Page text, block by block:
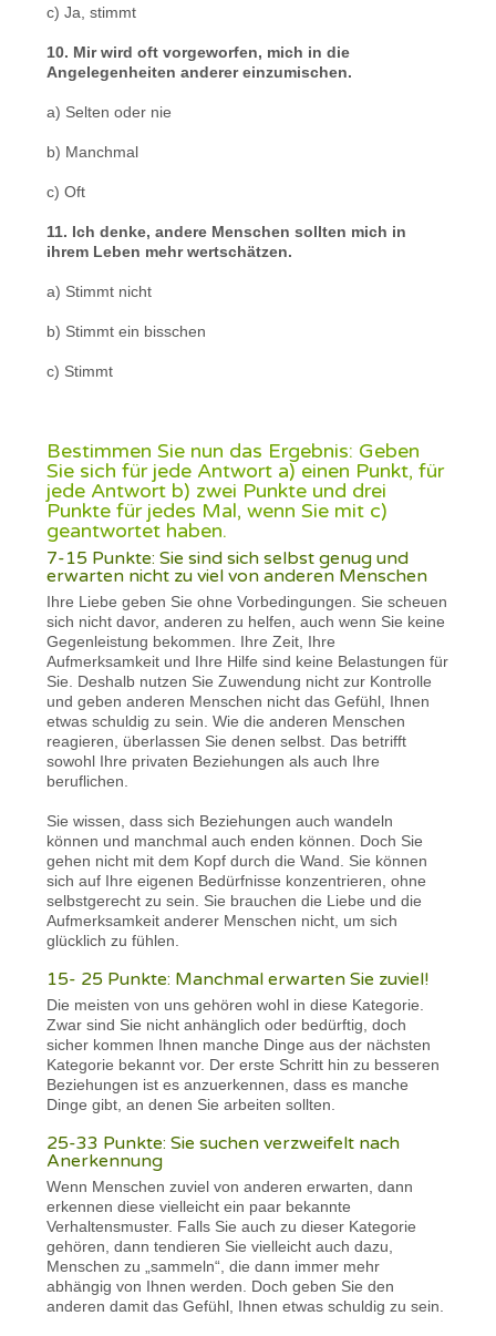
c) Ja, stimmt
10. Mir wird oft vorgeworfen, mich in die
Angelegenheiten anderer einzumischen.
a) Selten oder nie
b) Manchmal
c) Oft
11. Ich denke, andere Menschen sollten mich in
ihrem Leben mehr wertschätzen.
a) Stimmt nicht
b) Stimmt ein bisschen
c) Stimmt
Bestimmen Sie nun das Ergebnis: Geben
Sie sich für jede Antwort a) einen Punkt, für
jede Antwort b) zwei Punkte und drei
Punkte für jedes Mal, wenn Sie mit c)
geantwortet haben.
7-15 Punkte: Sie sind sich selbst genug und
erwarten nicht zu viel von anderen Menschen
Ihre Liebe geben Sie ohne Vorbedingungen. Sie scheuen
sich nicht davor, anderen zu helfen, auch wenn Sie keine
Gegenleistung bekommen. Ihre Zeit, Ihre
Aufmerksamkeit und Ihre Hilfe sind keine Belastungen für
Sie. Deshalb nutzen Sie Zuwendung nicht zur Kontrolle
und geben anderen Menschen nicht das Gefühl, Ihnen
etwas schuldig zu sein. Wie die anderen Menschen
reagieren, überlassen Sie denen selbst. Das betrifft
sowohl Ihre privaten Beziehungen als auch Ihre
beruflichen.
Sie wissen, dass sich Beziehungen auch wandeln
können und manchmal auch enden können. Doch Sie
gehen nicht mit dem Kopf durch die Wand. Sie können
sich auf Ihre eigenen Bedürfnisse konzentrieren, ohne
selbstgerecht zu sein. Sie brauchen die Liebe und die
Aufmerksamkeit anderer Menschen nicht, um sich
glücklich zu fühlen.
15- 25 Punkte: Manchmal erwarten Sie zuviel!
Die meisten von uns gehören wohl in diese Kategorie.
Zwar sind Sie nicht anhänglich oder bedürftig, doch
sicher kommen Ihnen manche Dinge aus der nächsten
Kategorie bekannt vor. Der erste Schritt hin zu besseren
Beziehungen ist es anzuerkennen, dass es manche
Dinge gibt, an denen Sie arbeiten sollten.
25-33 Punkte: Sie suchen verzweifelt nach
Anerkennung
Wenn Menschen zuviel von anderen erwarten, dann
erkennen diese vielleicht ein paar bekannte
Verhaltensmuster. Falls Sie auch zu dieser Kategorie
gehören, dann tendieren Sie vielleicht auch dazu,
Menschen zu „sammeln“, die dann immer mehr
abhängig von Ihnen werden. Doch geben Sie den
anderen damit das Gefühl, Ihnen etwas schuldig zu sein.